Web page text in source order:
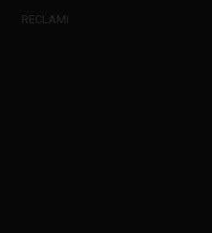
RECLAMI